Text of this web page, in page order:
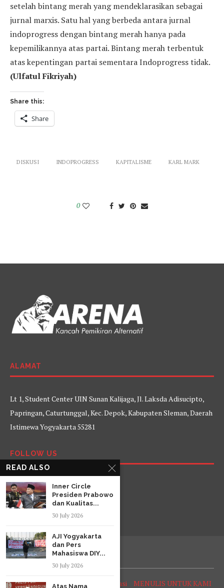
setelah bintang merah yang mendeklarasikan sebagai
jurnal marxis. Satu hal yang berbeda antara jurnal
indoprogress dengan bintang merah hanya pada
kepemilikannya atas partai. Bintang merah terbentuk
atas kepentingan partai sementara Indoprogress tidak.
(Ulfatul Fikriyah)
Share this:
Share
DISKUSI INDOPROGRESS KAPITALISME KARL MARK
0
ALAMAT
Lt 1, Student Center UIN Sunan Kalijaga, Jl. Laksda Adisucipto,
Papringan, Caturtunggal, Kec. Depok, Kabupaten Sleman, Daerah
Istimewa Yogyakarta 55281
FOLLOW US
Facebook
TwitterInstagramYouTube
Tentang Arena Struktur Organisasi MENULIS UNTUK KAMI
READ ALSO
Inner Circle
Presiden Prabowo
dan Kualitas...
30 July 2026
AJI Yogyakarta
dan Pers
Mahasiswa DIY...
30 July 2026
Atas Nama